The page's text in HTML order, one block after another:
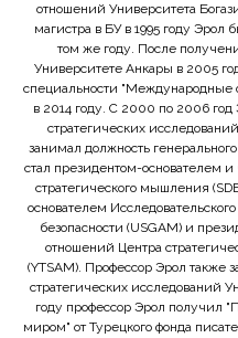
отношений Университета
магистра в БУ в 1995 году Эрол
том же году. После
Университете Анкары в 2005
специальности "Международные
в 2014 году. С 2000 по 2006 год
стратегических
занимал должность
стал президентом-основателем
стратегического мышления
основателем
безопасности (USGAM) и
отношений Центра
(YTSAM). Профессор Эрол также
стратегических исследований
году профессор Эрол получил
миром" от Турецкого фонда